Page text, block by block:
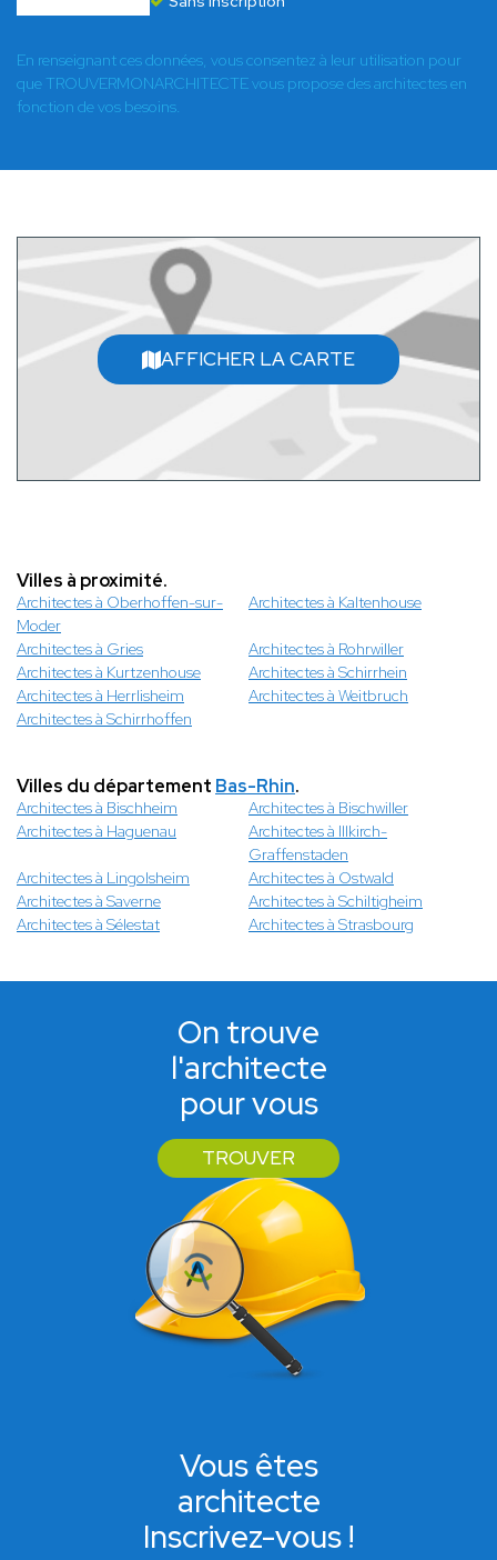
En renseignant ces données, vous consentez à leur utilisation pour
que TROUVERMONARCHITECTE vous propose des architectes en
fonction de vos besoins.
AFFICHER LA CARTE
Villes à proximité.
Architectes à Oberhoffen-sur-
Moder
Architectes à Kaltenhouse
Architectes à Gries
Architectes à Rohrwiller
Architectes à Kurtzenhouse
Architectes à Schirrhein
Architectes à Herrlisheim
Architectes à Weitbruch
Architectes à Schirrhoffen
Villes du département Bas-Rhin.
Architectes à Bischheim
Architectes à Bischwiller
Architectes à Haguenau
Architectes à Illkirch-
Graffenstaden
Architectes à Lingolsheim
Architectes à Ostwald
Architectes à Saverne
Architectes à Schiltigheim
Architectes à Sélestat
Architectes à Strasbourg
On trouve
l'architecte
pour vous
TROUVER
Vous êtes
architecte
Inscrivez-vous !